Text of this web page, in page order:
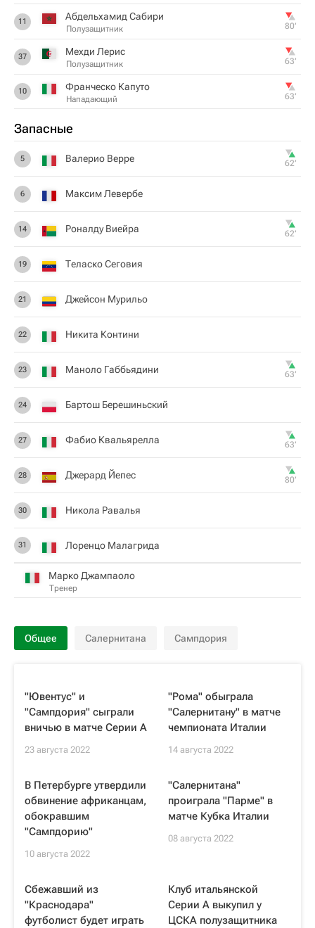
11 Абдельхамид Сабири
Полузащитник 80‎’‎
37 Мехди Лерис
Полузащитник 63‎’‎
10 Франческо Капуто
Нападающий 63‎’‎
Запасные
5 Валерио Верре 62‎’‎
6 Максим Левербе
14 Роналду Виейра 62‎’‎
19 Теласко Сеговия
21 Джейсон Мурильо
22 Никита Контини
23 Маноло Габбьядини 63‎’‎
24 Бартош Берешиньский
27 Фабио Квальярелла 63‎’‎
28 Джерард Йепес 80‎’‎
30 Никола Равалья
31 Лоренцо Малагрида
Марко Джампаоло
Тренер
Общее Салернитана Сампдория
"Ювентус" и
"Сампдория" сыграли
вничью в матче Серии А
23 августа 2022
"Рома" обыграла
"Салернитану" в матче
чемпионата Италии
14 августа 2022
В Петербурге утвердили
обвинение африканцам,
обокравшим
"Сампдорию"
10 августа 2022
"Салернитана"
проиграла "Парме" в
матче Кубка Италии
08 августа 2022
Сбежавший из
"Краснодара"
футболист будет играть
Клуб итальянской
Серии А выкупил у
ЦСКА полузащитника